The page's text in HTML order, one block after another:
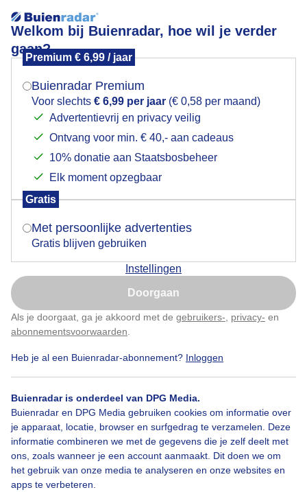
Welkom bij Buienradar, hoe wil je verder
gaan?
Premium € 6,99 / jaar
Buienradar Premium
Voor slechts € 6,99 per jaar (€ 0,58 per maand)
Advertentievrij en privacy veilig
Ontvang voor min. € 40,- aan cadeaus
10% donatie aan Staatsbosbeheer
Elk moment opzegbaar
Gratis
Met persoonlijke advertenties
Gratis blijven gebruiken
Instellingen
Doorgaan
Als je doorgaat, ga je akkoord met de gebruikers- privacy- en
abonnementsvoorwaarden
Heb je al een Buienradar-abonnement? Inloggen
Buienradar is onderdeel van DPG Media.
Buienradar en DPG Media gebruiken cookies om informatie over
je apparaat, locatie, browser en surfgedrag te verzamelen. Deze
informatie combineren we met de gegevens die je zelf deelt met
ons, zoals wanneer je een account aanmaakt. Dit doen we om
het gebruik van onze media te analyseren en onze websites en
apps te verbeteren.
Regen op Texel!
Door: Frans Alderse Baas Gemaakt: 17-05-2026, 18x bekeken
Lente Regen Wolken
Bekijk slideshow
Mogen we je locatie gebruiken voor het
Indien je hier nog geen akkoord op hebt gegeven,
verschijnt er zo een pop-up uit je browser waarin
Is goed, toon de popup
Nu niet, misschien later
Klik hierom dit aan te passen